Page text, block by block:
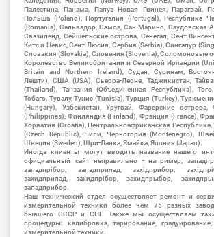
Палестина, Панама, Папуа Новая Гвинея, Парагвай,
Польша (Poland), Португалия (Portugal), Республика
(Romania), Сальвадор, Самоа, Сан-Марино, Саудовская
Свазиленд, Сейшельские острова, Сенегал, Сент-
Китс и Невис, Сент-Люсия, Сербия (Serbia), Сингапур
Словакия (Slovakia), Словения (Slovenia), Соломоновые
Королевство Великобритании и Северной Ирландии
Britain and Northern Ireland), Судан, Суринам,
Лешти), США (USA), Сьерра-Леоне, Таджикистан,
(Thailand), Танзания (Объединенная Республика),
Тобаго, Тувалу, Тунис (Tunisia), Турция (Turkey),
(Hungary), Узбекистан, Уругвай, Фарерские
(Philippines), Финляндия (Finland), Франция (France),
Хорватия (Croatia), Центральноафриканская
(Czech Republic), Чили, Черногория (Montenegro),
Швеция (Sweden), Шри-Ланка, Ямайка, Япония (Japan).
Иногда клиенты могут вводить название нашего
официальный сайт неправильно - например,
западпрібор, западприлад, західприбор,
захидприлад, захидпрібор, захидпрыбор,
западприбор.
Наш технический отдел осуществляет ремонт и
измерительной техники более чем 75 разных
бывшего СССР и СНГ. Также мы осуществляем
процедуры: калибровка, тарирование,
измерительной техники.